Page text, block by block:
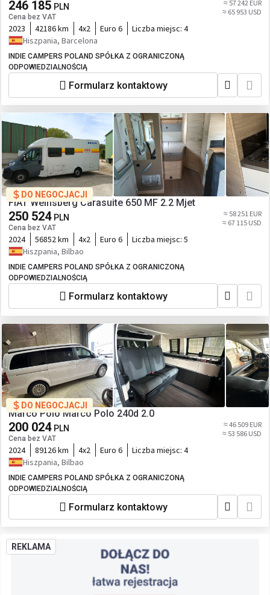
246 185 PLN
Cena bez VAT
≈ 57 242 EUR
≈ 65 953 USD
2023 42186 km 4x2 Euro 6 Liczba miejsc: 4
Hiszpania, Barcelona
INDIE CAMPERS POLAND SPÓŁKA Z OGRANICZONĄ
ODPOWIEDZIALNOŚCIĄ
Formularz kontaktowy
DO NEGOCJACJI
FIAT Weinsberg Carasuite 650 MF 2.2 Mjet
250 524 PLN
Cena bez VAT
≈ 58 251 EUR
≈ 67 115 USD
2024 56852 km 4x2 Euro 6 Liczba miejsc: 5
Hiszpania, Bilbao
INDIE CAMPERS POLAND SPÓŁKA Z OGRANICZONĄ
ODPOWIEDZIALNOŚCIĄ
Formularz kontaktowy
DO NEGOCJACJI
Marco Polo Marco Polo 240d 2.0
200 024 PLN
Cena bez VAT
≈ 46 509 EUR
≈ 53 586 USD
2024 89126 km 4x2 Euro 6 Liczba miejsc: 4
Hiszpania, Bilbao
INDIE CAMPERS POLAND SPÓŁKA Z OGRANICZONĄ
ODPOWIEDZIALNOŚCIĄ
Formularz kontaktowy
REKLAMA